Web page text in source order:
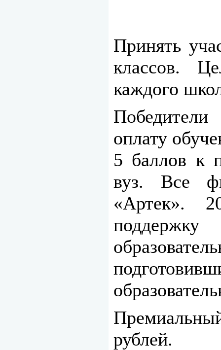
Принять
классов.
каждого
оплату
5 баллов к
вуз. Все
«Артек».
рублей.